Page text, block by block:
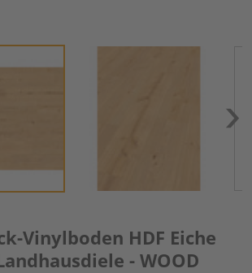
Vinylboden HDF Eiche
- WOOD